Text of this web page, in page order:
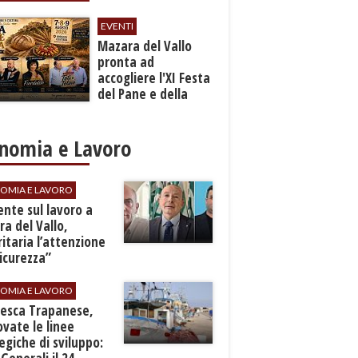
EVENTI
Mazara del Vallo
pronta ad
accogliere l'XI Festa
del Pane e della
e Lavoro
E LAVORO
sul lavoro a
del Vallo,
l’attenzione
E LAVORO
Trapanese,
le linee
di sviluppo: